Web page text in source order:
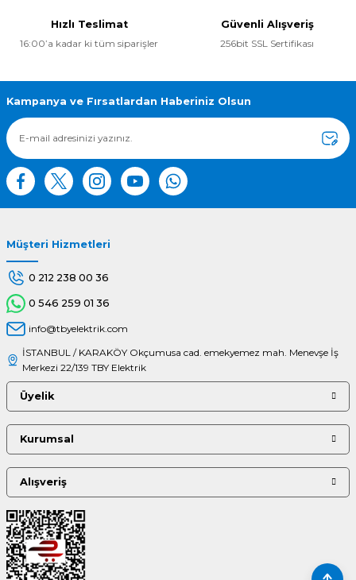
Ürün bilgilerinde hatalar bulunuyor.
Ürün fiyatı diğer sitelerden daha pahalı.
Bu ürüne benzer farklı alternatifler olmalı.
Hızlı Teslimat
16:00’a kadar ki tüm siparişler
Güvenli Alışveriş
256bit SSL Sertifikası
Kampanya ve Fırsatlardan Haberiniz Olsun
Müşteri Hizmetleri
0 212 238 00 36
0 546 259 01 36
info@tbyelektrik.com
İSTANBUL / KARAKÖY Okçumusa cad. emekyemez mah. Menevşe İş
Merkezi 22/139 TBY Elektrik
Üyelik
Kurumsal
Alışveriş